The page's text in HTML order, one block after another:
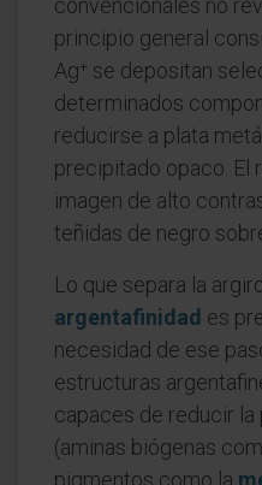
convencionales no
principio general
Ag⁺ se depositan
determinados
reducirse a plata
precipitado opaco. El
imagen de alto
teñidas de negro
Lo que separa la
argentafinidad es
necesidad de ese
estructuras
capaces de reducir la
(aminas biógenas
pigmentos como la